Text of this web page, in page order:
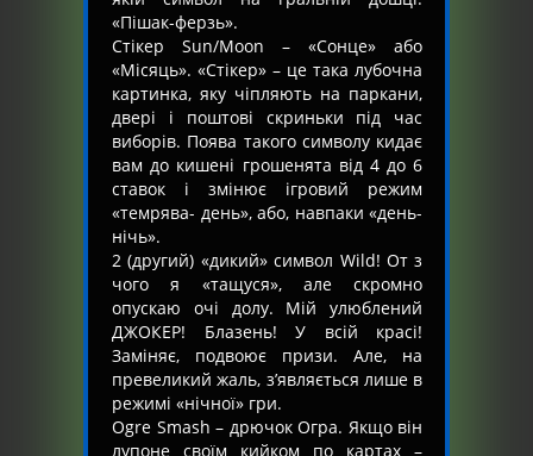
«Пішак-ферзь».
Стікер Sun/Moon – «Сонце» або
«Місяць». «Стікер» – це така лубочна
картинка, яку чіпляють на паркани,
двері і поштові скриньки під час
виборів. Поява такого символу кидає
вам до кишені грошенята від 4 до 6
ставок і змінює ігровий режим
«темрява- день», або, навпаки «день-
нічь».
2 (другий) «дикий» символ Wild! От з
чого я «тащуся», але скромно
опускаю очі долу. Мій улюблений
ДЖОКЕР! Блазень! У всій красі!
Заміняє, подвоює призи. Але, на
превеликий жаль, з’являється лише в
режимі «нічної» гри.
Оgre Smash – дрючок Огра. Якщо він
лупоне своїм кийком по картах –